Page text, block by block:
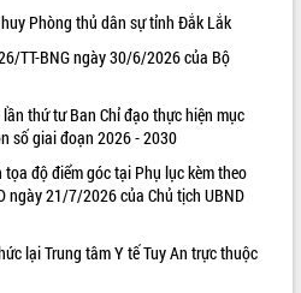
Phòng thủ dân sự tỉnh Đắk Lắk
TT-BNG ngày 30/6/2026 của Bộ
thứ tư Ban Chỉ đạo thực hiện mục
số giai đoạn 2026 - 2030
độ điểm góc tại Phụ lục kèm theo
ngày 21/7/2026 của Chủ tịch UBND
lại Trung tâm Y tế Tuy An trực thuộc